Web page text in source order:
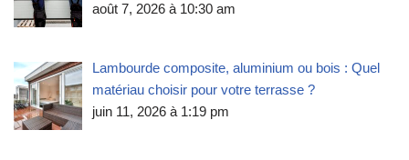
août 7, 2026 à 10:30 am
Lambourde composite, aluminium ou bois : Quel
matériau choisir pour votre terrasse ?
juin 11, 2026 à 1:19 pm